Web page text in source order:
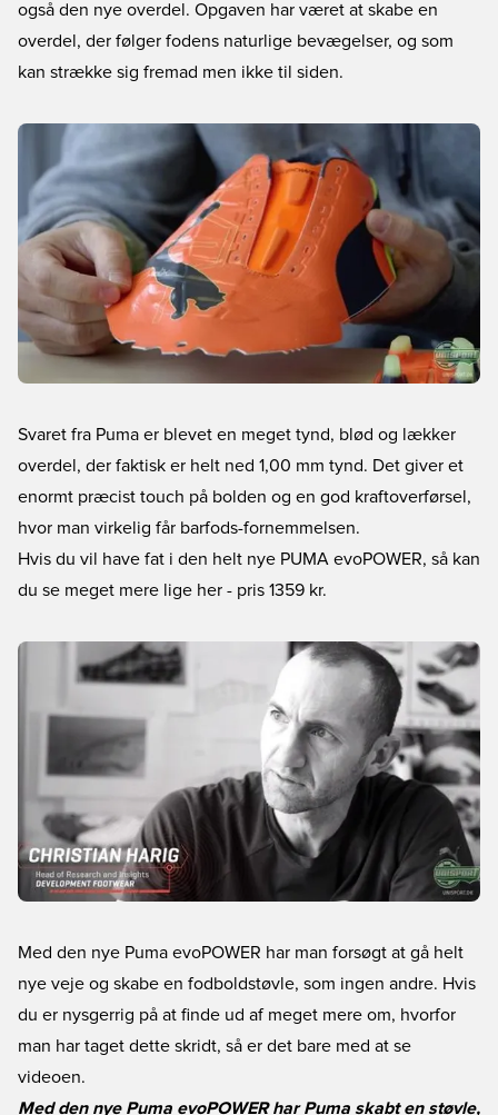
også den nye overdel. Opgaven har været at skabe en
overdel, der følger fodens naturlige bevægelser, og som
kan strække sig fremad men ikke til siden.
Svaret fra Puma er blevet en meget tynd, blød og lækker
overdel, der faktisk er helt ned 1,00 mm tynd. Det giver et
enormt præcist touch på bolden og en god kraftoverførsel,
hvor man virkelig får barfods-fornemmelsen.
Hvis du vil have fat i den helt nye PUMA evoPOWER, så kan
du se meget mere lige her - pris 1359 kr.
Med den nye Puma evoPOWER har man forsøgt at gå helt
nye veje og skabe en fodboldstøvle, som ingen andre. Hvis
du er nysgerrig på at finde ud af meget mere om, hvorfor
man har taget dette skridt, så er det bare med at se
videoen.
Med den nye Puma evoPOWER har Puma skabt en støvle,